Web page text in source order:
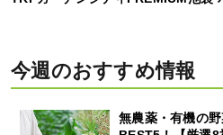
今週のおすすめ情報
無農薬・有機の